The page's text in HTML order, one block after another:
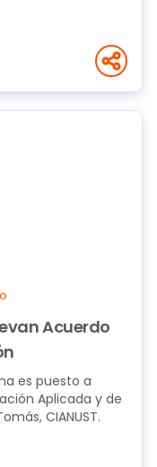
Acuerdo
es puesto a
Aplicada y de
CIANUST.